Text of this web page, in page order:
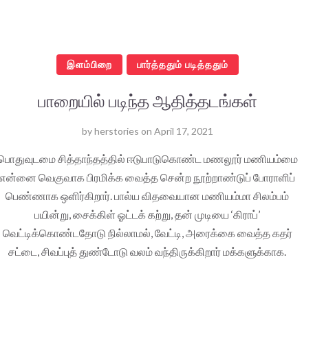
இளம்பிறை பார்த்ததும் படித்ததும்
பாறையில் படிந்த ஆதித்தடங்கள்
byherstories on April 17, 2021
சித்தாந்தத்தில் ஈடுபாடுகொண்ட மணலூர் மணியம்மை
என்னை வெகுவாக பிரமிக்க வைத்த சென்ற நூற்றாண்டுப் போராளிப்
பெண்ணாக ஒளிர்கிறார். பால்ய விதவையான மணியம்மா சிலம்பம்
பயின்று, சைக்கிள் ஓட்டக் கற்று, தன் முடியை ‘கிராப்’
வெட்டிக்கொண்டதோடு நில்லாமல், வேட்டி, அரைக்கை வைத்த கதர்
சட்டை, சிவப்புத் துண்டோடு வலம் வந்திருக்கிறார் மக்களுக்காக.